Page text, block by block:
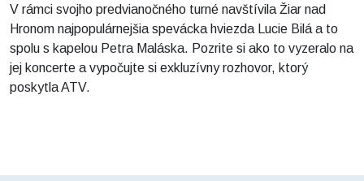
V rámci svojho predvianočného turné navštívila Žiar nad
Hronom najpopulárnejšia spevácka hviezda Lucie Bilá a to
spolu s kapelou Petra Maláska. Pozrite si ako to vyzeralo na
jej koncerte a vypočujte si exkluzívny rozhovor, ktorý
poskytla ATV.